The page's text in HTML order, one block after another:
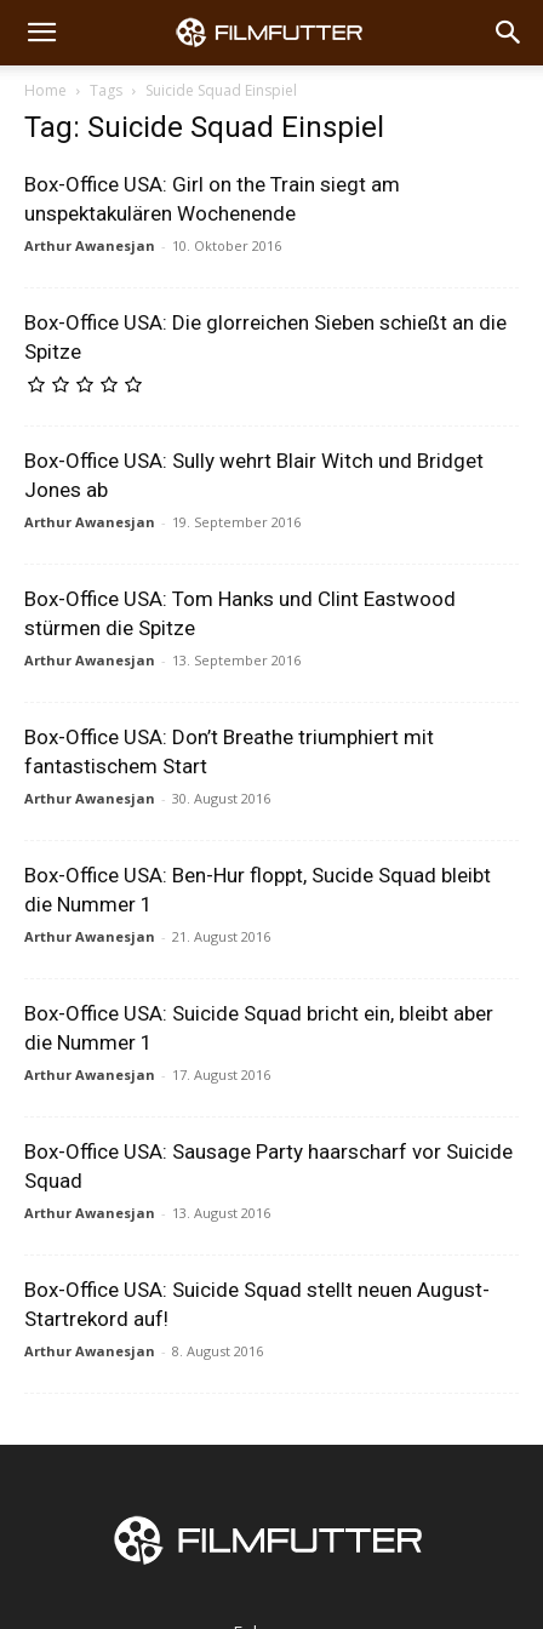
Home Tags Suicide Squad Einspiel
Tag: Suicide Squad Einspiel
Box-Office USA: Girl on the Train siegt am
unspektakulären Wochenende
Arthur Awanesjan - 10. Oktober 2016
Box-Office USA: Die glorreichen Sieben schießt an die
Spitze
Box-Office USA: Sully wehrt Blair Witch und Bridget
Jones ab
Arthur Awanesjan - 19. September 2016
Box-Office USA: Tom Hanks und Clint Eastwood
stürmen die Spitze
Arthur Awanesjan - 13. September 2016
Box-Office USA: Don’t Breathe triumphiert mit
fantastischem Start
Arthur Awanesjan - 30. August 2016
Box-Office USA: Ben-Hur floppt, Sucide Squad bleibt
die Nummer 1
Arthur Awanesjan - 21. August 2016
Box-Office USA: Suicide Squad bricht ein, bleibt aber
die Nummer 1
Arthur Awanesjan - 17. August 2016
Box-Office USA: Sausage Party haarscharf vor Suicide
Squad
Arthur Awanesjan - 13. August 2016
Box-Office USA: Suicide Squad stellt neuen August-
Startrekord auf!
Arthur Awanesjan - 8. August 2016